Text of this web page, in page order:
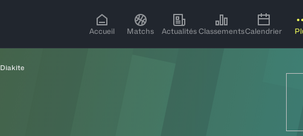
Accueil Matchs Actualités ClassementsCalendrier